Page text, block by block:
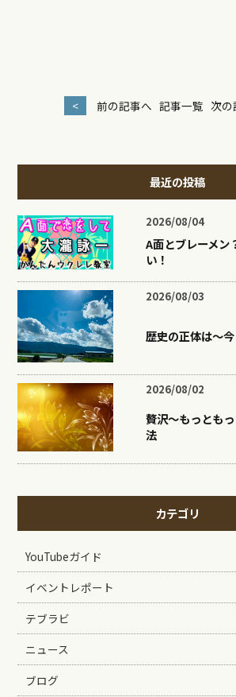
< 前の記事へ 記事一覧 次の
最近の投稿
2026/08/04
A面とブレーメン
い！
2026/08/03
歴史の正体は〜今
2026/08/02
贅沢〜もっとも
法
カテゴリ
YouTubeガイド
イベントレポート
テブラビ
ニュース
ブログ